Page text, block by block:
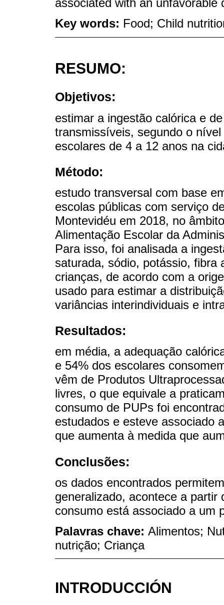
associated with an unfavorable
Key words: Food; Child
RESUMO:
Objetivos:
estimar a ingestão calórica e
transmissíveis, segundo o
escolares de 4 a 12 anos na
Método:
estudo transversal com base
escolas públicas com serviço
Montevidéu em 2018, no
Alimentação Escolar da
Para isso, foi analisada a
saturada, sódio, potássio, fibra
crianças, de acordo com a
usado para estimar a
variâncias interindividuais e
Resultados:
em média, a adequação
e 54% dos escolares
vêm de Produtos
livres, o que equivale a
consumo de PUPs foi
estudados e esteve associado
que aumenta à medida que
Conclusões:
os dados encontrados
generalizado, acontece a
consumo está associado a um
Palavras chave: Alimentos;
nutrição; Criança
INTRODUCCIÓN